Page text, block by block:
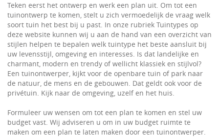
Teken eerst het ontwerp en werk een plan uit. Om tot een
tuinontwerp te komen, stelt u zich vermoedelijk de vraag welk
soort tuin het best bij u past. In onze rubriek Tuintypes op
deze website kunnen wij u aan de hand van een overzicht van
stijlen helpen te bepalen welk tuintype het beste aansluit bij
uw levensstijl, omgeving en interesses. Is dat landelijke en
charmant, modern en trendy of wellicht klassiek en stijlvol?
Een tuinontwerper, kijkt voor de openbare tuin of park naar
de natuur, de mens en de gebouwen. Dat geldt ook voor de
privétuin. Kijk naar de omgeving, uzelf en het huis.
Formuleer uw wensen om tot een plan te komen en stel uw
budget vast. Wij adviseren u om in uw budget ruimte te
maken om een plan te laten maken door een tuinontwerper.